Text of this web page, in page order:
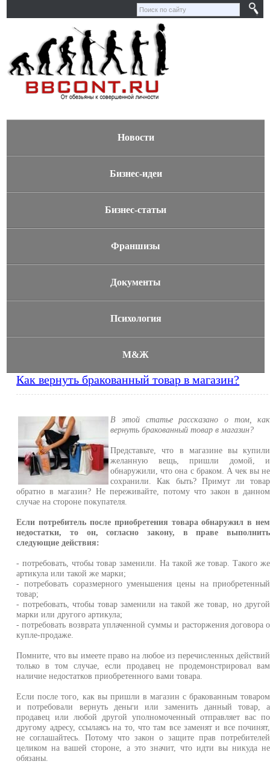
Новости
Бизнес-идеи
Бизнес-статьи
Франшизы
Документы
Психология
М&Ж
Как вернуть бракованный товар в магазин?
В этой статье рассказано о том, как
вернуть бракованный товар в магазин?
Представьте, что в магазине вы купили
желанную вещь, пришли домой, и
обнаружили, что она с браком. А чек вы не
сохранили. Как быть? Примут ли товар
обратно в магазин? Не переживайте, потому что закон в данном
случае на стороне покупателя.
Если потребитель после приобретения товара обнаружил в нем
недостатки, то он, согласно закону, в праве выполнить
следующие действия:
- потребовать, чтобы товар заменили. На такой же товар. Такого же
артикула или такой же марки;
- потребовать соразмерного уменьшения цены на приобретенный
товар;
- потребовать, чтобы товар заменили на такой же товар, но другой
марки или другого артикула;
- потребовать возврата уплаченной суммы и расторжения договора о
купле-продаже.
Помните, что вы имеете право на любое из перечисленных действий
только в том случае, если продавец не продемонстрировал вам
наличие недостатков приобретенного вами товара.
Если после того, как вы пришли в магазин с бракованным товаром
и потребовали вернуть деньги или заменить данный товар, а
продавец или любой другой уполномоченный отправляет вас по
другому адресу, ссылаясь на то, что там все заменят и все починят,
не соглашайтесь. Потому что закон о защите прав потребителей
целиком на вашей стороне, а это значит, что идти вы никуда не
обязаны.